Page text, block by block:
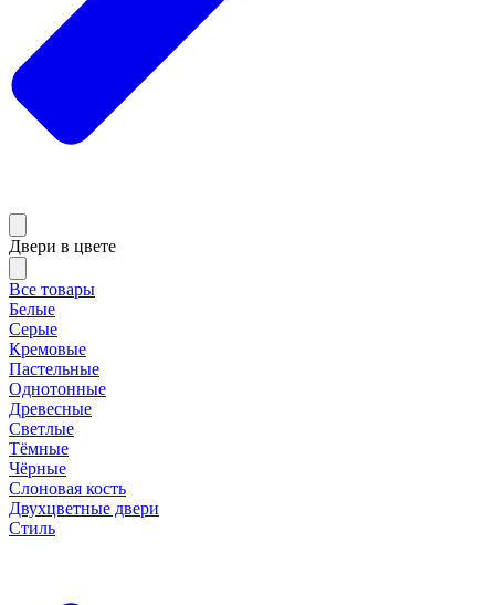
Двери в цвете
Все товары
Белые
Серые
Кремовые
Пастельные
Однотонные
Древесные
Светлые
Тёмные
Чёрные
Слоновая кость
Двухцветные двери
Стиль